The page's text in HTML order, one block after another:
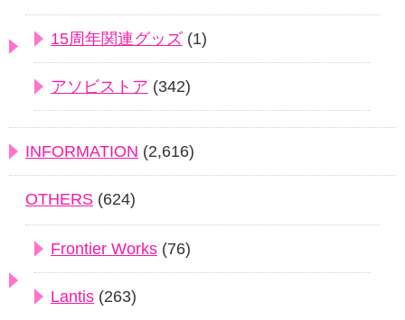
15周年関連グッズ (1)
アソビストア (342)
INFORMATION (2,616)
OTHERS (624)
Frontier Works (76)
Lantis (263)